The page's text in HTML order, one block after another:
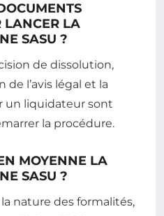
LANCER LA
SASU ?
de dissolution,
de l’avis légal et la
un liquidateur sont
la procédure.
MOYENNE LA
SASU ?
nature des formalités,